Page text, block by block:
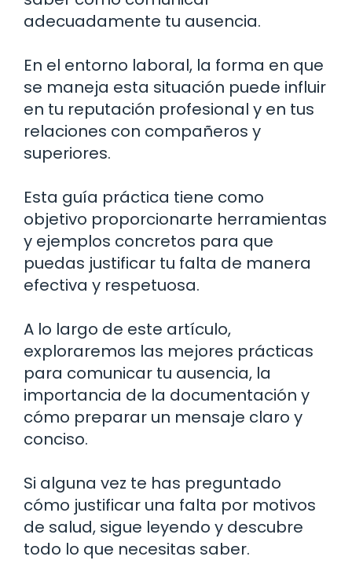
adecuadamente tu ausencia.
En el entorno laboral, la forma en que
se maneja esta situación puede influir
en tu reputación profesional y en tus
relaciones con compañeros y
superiores.
Esta guía práctica tiene como
objetivo proporcionarte herramientas
y ejemplos concretos para que
puedas justificar tu falta de manera
efectiva y respetuosa.
A lo largo de este artículo,
exploraremos las mejores prácticas
para comunicar tu ausencia, la
importancia de la documentación y
cómo preparar un mensaje claro y
conciso.
Si alguna vez te has preguntado
cómo justificar una falta por motivos
de salud, sigue leyendo y descubre
todo lo que necesitas saber.